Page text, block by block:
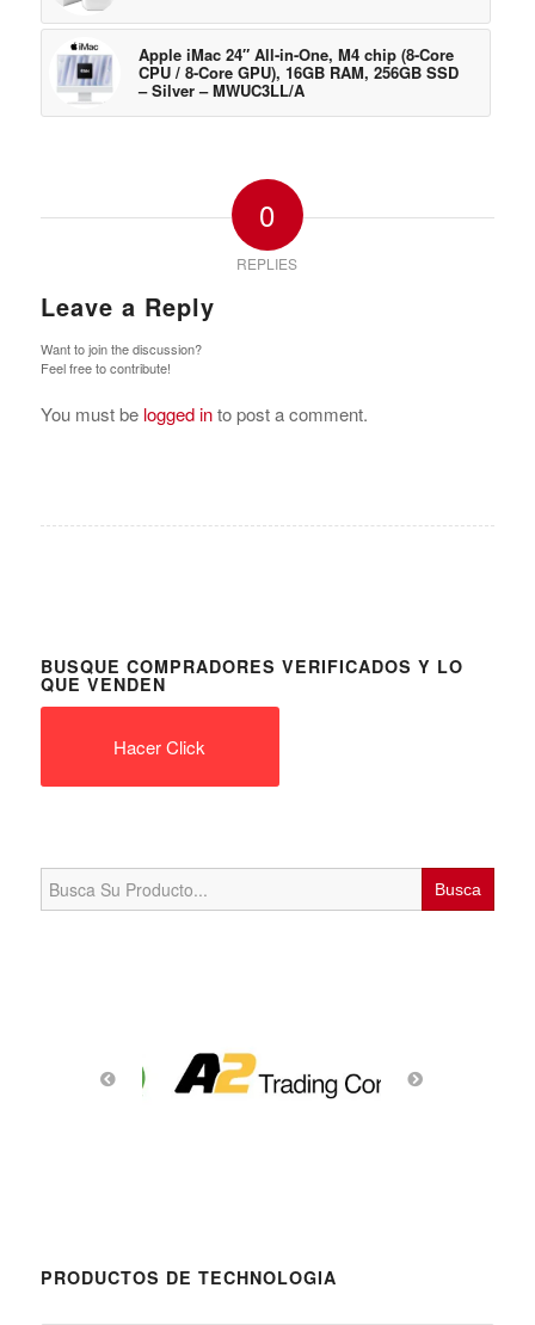
Apple iMac 24″ All-in-One, M4 chip (8-Core
CPU / 8-Core GPU), 16GB RAM, 256GB SSD
– Silver – MWUC3LL/A
0
REPLIES
Leave a Reply
Want to join the discussion?
Feel free to contribute!
You must be logged into post a comment.
BUSQUE COMPRADORES VERIFICADOS Y LO
QUE VENDEN
Hacer Click
Search
for:
PRODUCTOS DE TECHNOLOGIA